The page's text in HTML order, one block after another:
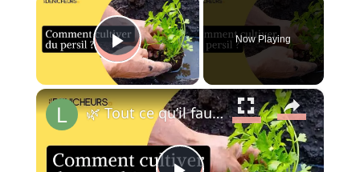
Play Video
Now Playing
×
🌿 Tout ce qu’il faut savoir sur la culture du persil 📖